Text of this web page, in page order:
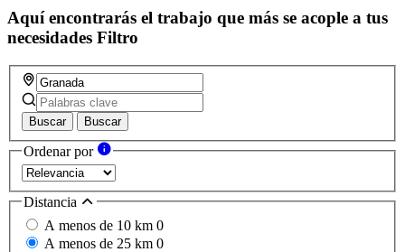
Aquí encontrarás el trabajo que más se acople a tus
necesidades Filtro
Buscar Buscar
Ordenar por
Distancia
A menos de 10 km 0
A menos de 25 km 0